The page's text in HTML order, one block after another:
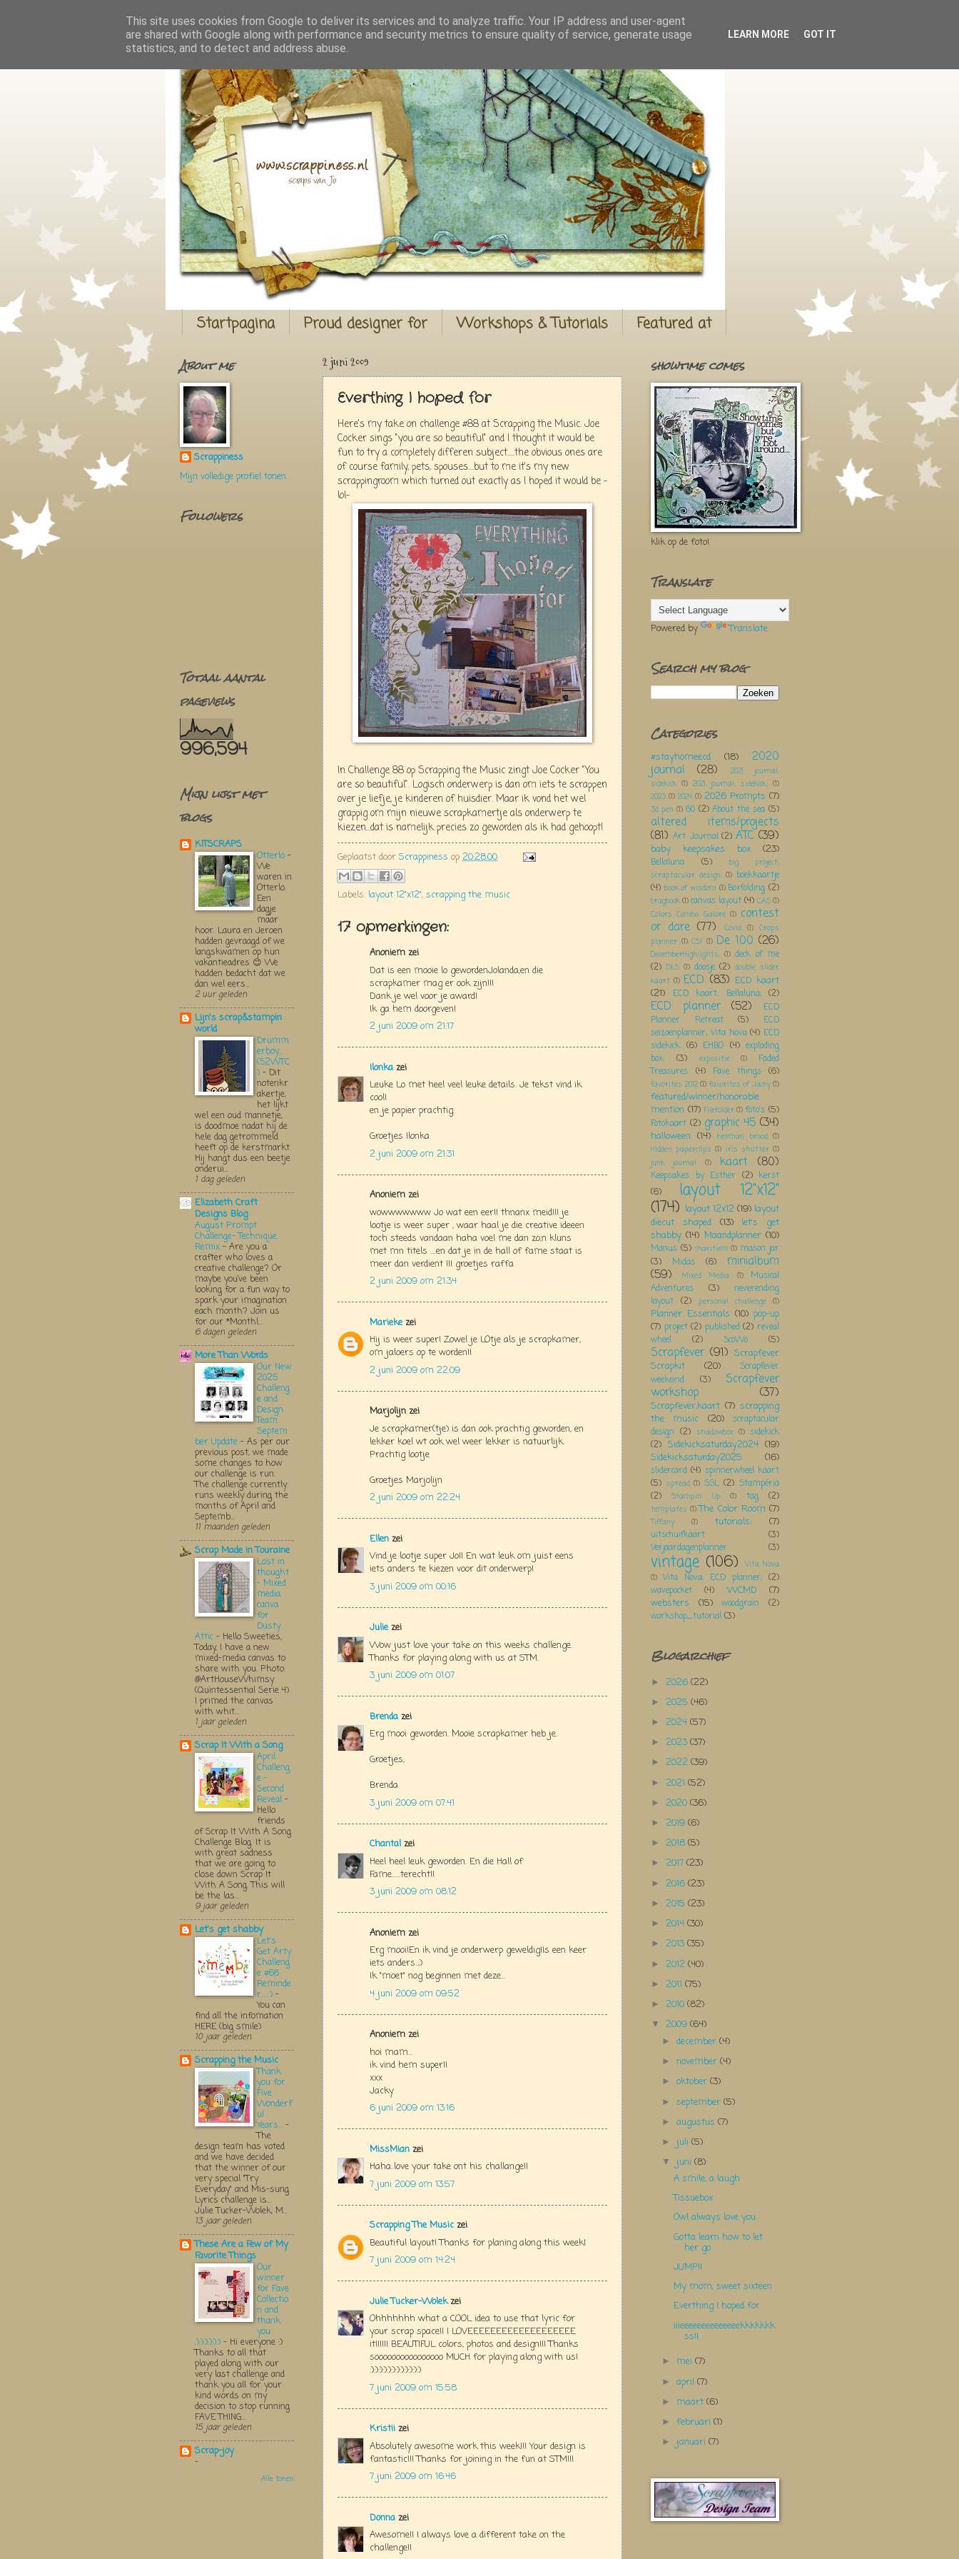
Startpagina Proud designer for Workshops & Tutorials Featured at
2 juni 2009
Everthing I hoped for
Here's my take on challenge #88 at Scrapping the Music. Joe
Cocker sings "you are so beautiful" and I thought it would be
fun to try a completely differen subject.....the obvious ones are
of course family, pets, spouses....but to me it's my new
scrappingroom which turned out exactly as I hoped it would be -
lol-
In Challenge 88 op Scrapping the Music zingt Joe Cocker "You
are so beautiful". Logisch onderwerp is dan om iets te scrappen
over je liefje, je kinderen of huisdier. Maar ik vond het wel
grappig om mijn nieuwe scrapkamertje als onderwerp te
kiezen...dat is namelijk precies zo geworden als ik had gehoopt!
Geplaatst door Scrappiness op 20:28:00
Labels: layout 12"x12", scrapping the music
17 opmerkingen:
Anoniem zei
Dat is een mooie lo gewordenJolanda,en die
scrapkamer mag er ook zijn!!!
Dank je wel voor je award!
Ik ga hem doorgeven!
2 juni 2009 om 21:17
Ilonka zei
Leuke Lo met heel veel leuke details. Je tekst vind ik
cool!
en je papier prachtig.
Groetjes Ilonka
2 juni 2009 om 21:31
Anoniem zei
wowwwwwww Jo wat een eer!! thnanx meid!!! je
lootje is weer super , waar haal je die creative ideeen
toch steeds vandaan haha voel me dan zo,n kluns
met mn titels ....en dat je in de hall of fame staat is
meer dan verdient !!! groetjes raffa
2 juni 2009 om 21:34
Mariekezei
Hij is weer super! Zowel je LOtje als je scrapkamer,
om jaloers op te worden!!
2 juni 2009 om 22:09
Marjolijn zei
Je scrapkamer(tje) is dan ook prachtig geworden, en
lekker koel wt ook wel weer lekker is natuurlijk.
Prachtig lootje
Groetjes Marjolijn
2 juni 2009 om 22:24
Ellen zei
Vind je lootje super Jo!! En wat leuk om juist eens
iets anders te kiezen voor dit onderwerp!
3 juni 2009 om 00:16
Juliezei
Wow just love your take on this weeks challenge.
Thanks for playing along with us at STM.
3 juni 2009 om 01:07
Brenda zei
Erg mooi geworden. Mooie scrapkamer heb je.
Groetjes,
Brenda
3 juni 2009 om 07:41
Chantal zei
Heel heel leuk geworden. En die Hall of
Fame......terecht!!
3 juni 2009 om 08:12
Anoniem zei
Erg mooi!En ik vind je onderwerp geweldig!Is een keer
iets anders..;)
Ik "moet" nog beginnen met deze...
4 juni 2009 om 09:52
Anoniem zei
hoi mam...
ik vind hem super!!
xxx
Jacky
6 juni 2009 om 13:16
MissMian zei
Haha..love your take ont his challange!!
7 juni 2009 om 13:57
Scrapping The Music zei
Beautiful layout! Thanks for planing along this week!
7 juni 2009 om 14:24
Julie Tucker-Wolekzei
Ohhhhhhh what a COOL idea to use that lyric for
your scrap space!! I LOVEEEEEEEEEEEEEEEEEEE
it!!!!!! BEAUTIFUL colors, photos and design!!! Thanks
soooooooooooooooo MUCH for playing along with us!
:):):):):):):):):):):):)
7 juni 2009 om 15:58
Kristii zei
Absolutely awesome work this week!!! Your design is
fantastic!!! Thanks for joining in the fun at STM!!!
7 juni 2009 om 16:46
Donna zei
Awesome!! I always love a different take on the
challenge!!
About me
Scrappiness
Mijn volledige profiel tonen
Followers
Totaal aantal
pageviews
996,594
Mijn lijst met
blogs
KITSCRAPS
Otterlo -
We
waren in
Otterlo.
Een
dagje
maar
hoor. Laura en Jeroen
hadden gevraagd of we
langskwamen op hun
vakantieadres 😊 We
hadden bedacht dat we
dan wel eers...
2 uur geleden
Lijn's scrap&stampin
world
Drumm
erboy....
(52WTC
) - Dit
notenkr
akertje,
het lijkt
wel een oud mannetje,
is doodmoe nadat hij de
hele dag getrommeld
heeft op de kerstmarkt.
Hij hangt dus een beetje
onderui...
1 dag geleden
Elizabeth Craft
Designs Blog
August Prompt
Challenge- Technique
Remix - Are you a
crafter who loves a
creative challenge? Or
maybe you’ve been
looking for a fun way to
spark your imagination
each month? Join us
for our *Monthl...
6 dagen geleden
More Than Words
Our New
2025
Challeng
e and
Design
Team
Septem
ber Update - As per our
previous post, we made
some changes to how
our challenge is run.
The challenge currently
runs weekly during the
months of April and
Septemb...
11 maanden geleden
Scrap Made in Touraine
Lost in
thought
- Mixed
media
canva
for
Dusty
Attic - Hello Sweeties,
Today, I have a new
mixed-media canvas to
share with you. Photo:
@ArtHouseWhimsy
(Quintessential Serie 4)
I primed the canvas
with whit...
1 jaar geleden
Scrap It With a Song
April
Challeng
e -
Second
Reveal -
Hello
friends
of Scrap It With A Song
Challenge Blog. It is
with great sadness
that we are going to
close down Scrap It
With A Song. This will
be the las...
9 jaar geleden
Let's get shabby
Let's
Get Arty
Challeng
e #68
Reminde
r.....:) -
You can
find all the infomation
HERE (big smile)
10 jaar geleden
Scrapping the Music
Thank
you for
Five
Wonderf
ul
Years... -
The
design team has voted
and we have decided
that the winner of our
very special "Try
Everyday" and Mis-sung
Lyrics challenge is...
Julie Tucker-Wolek, M...
13 jaar geleden
These Are a Few of My
Favorite Things
Our
winner
for Fave
Collectio
n and
thank
you
:):):):):):) - Hi everyone :)
Thanks to all that
played along with our
very last challenge and
thank you all for your
kind words on my
decision to stop running
FAVE THING...
15 jaar geleden
Scrap-joy
-
Alle tonen
showtime comes
klik op de foto!
Translate
Powered by Translate
Search my blog
Categories
#stayhomeecd (18) 2020
journal (28)
2021 journal;
sidekick (1) 2021 journal; sidekick; (1)
2023 (1) 2024 (1) 2026 Prompts (7)
3d pen (1) 60 (2) About the sea (5)
altered items/projects
(81) Art Journal (2) ATC (39)
baby keepsakes box (23)
Bellaluna (5)
big project;
scraptacular design; (1) boekkaartje
(4) book of wisdom (1) Boxfolding (2)
bragbook(1)canvas layout (4) CAS(1)
Colors Combo Galore (1) contest
or dare (77) Covid (1) Crops
planner (1) CSI (1) De 100 (26)
DecemberHighlights; (1) deck of me
(2) DLS (1) doosje (2) double slider
kaart (1) ECD (83) ECD kaart
(21)
ECD kaart; Bellaluna; (2)
ECD planner (52)
ECD
Planner Retreat
(5)
ECD
seizoenplanner; Vita Nova (4) ECD
sidekick (6) EHBO (4) exploding
box;
(3) expositie (1)
Faded
Treasures
(4) Fave things (6)
favorites 2012 (1) favorites of Jacky (1)
featured/winner/honorable
mention (17) Filefolder (1) foto's (5)
Fotokaart (2) graphic 45 (34)
halloween (14) herman brood (1)
Hidden paperclips (1) iris shutter (1)
junk journal
(1) kaart (80)
Keepsakes by Esther (2) kerst
(6)
layout 12"x12"
(174) layout 12x12 (19) layout
diecut shaped
(13)
let's get
shabby (14) Maandplanner (10)
Manus (5) maritiem (1) mason jar
(3)
Midas (6) minialbum
(59) Mixed Media (1)
Musical
Adventures
(3)
neverending
layout (2) personal challenge (1)
Planner Essentials (10) pop-up
(7) project (2) published (2) reveal
wheel
(2) ScoWo (5)
Scrapfever (91) Scrapfever
Scrapkit
(20)
Scrapfever
weekeind
(3) Scrapfever
workshop (37)
Scrapfever;kaart (7) scrapping
the music
(20)
scraptacular
design (2) shadowbox (1) sidekick
(2) Sidekicksaturday2024 (19)
Sidekicksaturday2025
(16)
slidercard (4) spinnerwheel kaart
(5) spread (1) SSL (2) Stampéria
(2)
Stampin' Up (1) tag (2)
templates (1) The Color Room (7)
Tiffany (1) tutorials; (7)
uitschuifkaart
(3)
Verjaardagenplanner
(3)
vintage (106)
Vita Nova
(1) Vita Nova; ECD planner; (2)
wavepocket
(4) WCMD
(7)
websters
(15) woodgrain
(2)
workshop_tutorial (3)
Blogarchief
► 2026 (22)
► 2025 (46)
► 2024 (57)
► 2023 (37)
► 2022 (39)
► 2021 (52)
► 2020 (36)
► 2019 (6)
► 2018 (5)
► 2017 (23)
► 2016 (23)
► 2015 (23)
► 2014 (30)
► 2013 (35)
► 2012 (40)
► 2011 (75)
► 2010 (82)
▼ 2009 (64)
►december(4)
►november(4)
►oktober(3)
►september(5)
►augustus(7)
► juli(5)
▼ juni(8)
A smile, a laugh
Tissuebox
Owl always love you
Gotta learn how to let
her go
JUMP!!
My mom, sweet sixteen
Everthing I hoped for
iiieeeeeeeeeeeeeekkkkkkk
ss!!
► mei(7)
►april(7)
► maart(6)
►februari(1)
► januari(7)
This site uses cookies from Google to deliver its services and to analyze traffic. Your IP address and user-agent
are shared with Google along with performance and security metrics to ensure quality of service, generate usage
statistics, and to detect and address abuse.
LEARN MORE GOT IT